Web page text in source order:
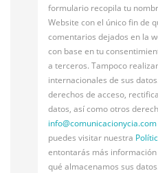
formulario recopila tu
Website con el único fin de
comentarios dejados en la
con base en tu
a terceros. Tampoco
internacionales de sus
derechos de acceso,
datos, así como otros
info@comunicacionycia.com
puedes visitar nuestra
entontarás más
qué almacenamos sus datos.